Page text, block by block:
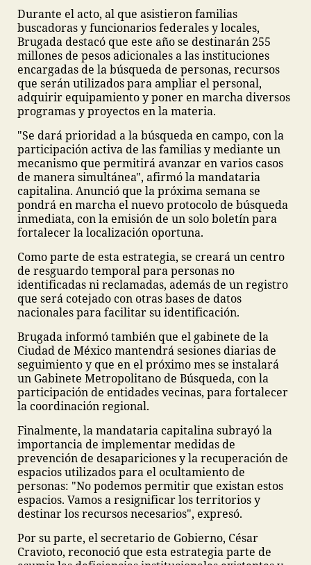
Durante el acto, al que asistieron familias
buscadoras y funcionarios federales y locales,
Brugada destacó que este año se destinarán 255
millones de pesos adicionales a las instituciones
encargadas de la búsqueda de personas, recursos
que serán utilizados para ampliar el personal,
adquirir equipamiento y poner en marcha diversos
programas y proyectos en la materia.
"Se dará prioridad a la búsqueda en campo, con la
participación activa de las familias y mediante un
mecanismo que permitirá avanzar en varios casos
de manera simultánea", afirmó la mandataria
capitalina. Anunció que la próxima semana se
pondrá en marcha el nuevo protocolo de búsqueda
inmediata, con la emisión de un solo boletín para
fortalecer la localización oportuna.
Como parte de esta estrategia, se creará un centro
de resguardo temporal para personas no
identificadas ni reclamadas, además de un registro
que será cotejado con otras bases de datos
nacionales para facilitar su identificación.
Brugada informó también que el gabinete de la
Ciudad de México mantendrá sesiones diarias de
seguimiento y que en el próximo mes se instalará
un Gabinete Metropolitano de Búsqueda, con la
participación de entidades vecinas, para fortalecer
la coordinación regional.
Finalmente, la mandataria capitalina subrayó la
importancia de implementar medidas de
prevención de desapariciones y la recuperación de
espacios utilizados para el ocultamiento de
personas: "No podemos permitir que existan estos
espacios. Vamos a resignificar los territorios y
destinar los recursos necesarios", expresó.
Por su parte, el secretario de Gobierno, César
Cravioto, reconoció que esta estrategia parte de